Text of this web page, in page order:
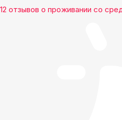
12 отзывов о проживании со